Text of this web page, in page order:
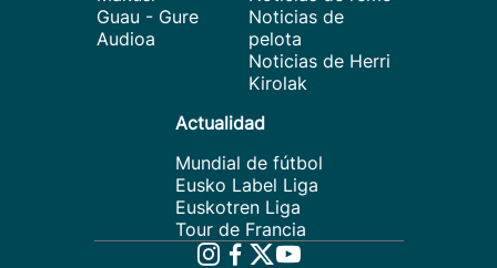
Guau - Gure
Audioa
Noticias de
pelota
Noticias de Herri
Kirolak
Actualidad
Mundial de fútbol
Eusko Label Liga
Euskotren Liga
Tour de Francia